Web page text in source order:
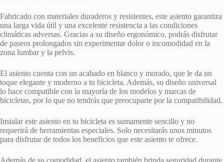
Fabricado con materiales duraderos y resistentes, este asiento garantiza
una larga vida útil y una excelente resistencia a las condiciones
climáticas adversas. Gracias a su diseño ergonómico, podrás disfrutar
de paseos prolongados sin experimentar dolor o incomodidad en la
zona lumbar y la pelvis.
El asiento cuenta con un acabado en blanco y morado, que le da un
toque elegante y moderno a tu bicicleta. Además, su diseño universal
lo hace compatible con la mayoría de los modelos y marcas de
bicicletas, por lo que no tendrás que preocuparte por la compatibilidad.
Instalar este asiento en tu bicicleta es sumamente sencillo y no
requerirá de herramientas especiales. Solo necesitarás unos minutos
para disfrutar de todos los beneficios que este asiento te ofrece.
Además de su comodidad, el asiento también brinda seguridad durante